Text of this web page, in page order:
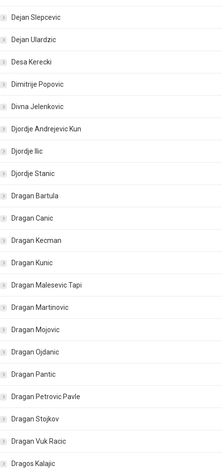
Dejan Slepcevic
Dejan Ulardzic
Desa Kerecki
Dimitrije Popovic
Divna Jelenkovic
Djordje Andrejevic Kun
Djordje Ilic
Djordje Stanic
Dragan Bartula
Dragan Canic
Dragan Kecman
Dragan Kunic
Dragan Malesevic Tapi
Dragan Martinovic
Dragan Mojovic
Dragan Ojdanic
Dragan Pantic
Dragan Petrovic Pavle
Dragan Stojkov
Dragan Vuk Racic
Dragos Kalajic